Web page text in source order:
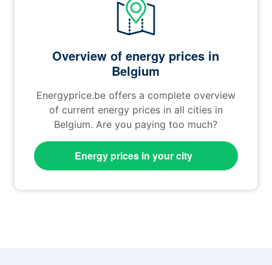
Overview of energy prices in
Belgium
Energyprice.be offers a complete overview
of current energy prices in all cities in
Belgium. Are you paying too much?
Energy prices in your city